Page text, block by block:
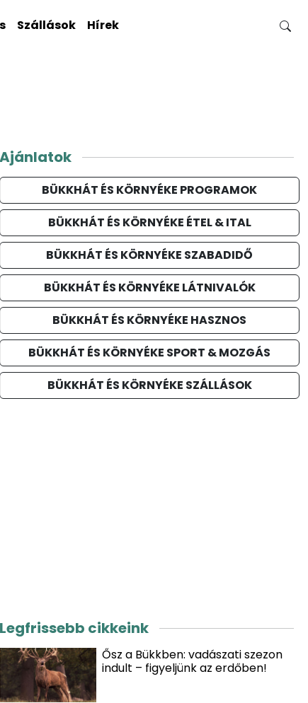
Szállások Hírek
Ajánlatok
BÜKKHÁT ÉS KÖRNYÉKE PROGRAMOK
BÜKKHÁT ÉS KÖRNYÉKE ÉTEL & ITAL
BÜKKHÁT ÉS KÖRNYÉKE SZABADIDŐ
BÜKKHÁT ÉS KÖRNYÉKE LÁTNIVALÓK
BÜKKHÁT ÉS KÖRNYÉKE HASZNOS
BÜKKHÁT ÉS KÖRNYÉKE SPORT & MOZGÁS
BÜKKHÁT ÉS KÖRNYÉKE SZÁLLÁSOK
Legfrissebb cikkeink
Ősz a Bükkben: vadászati szezon
indult – figyeljünk az erdőben!